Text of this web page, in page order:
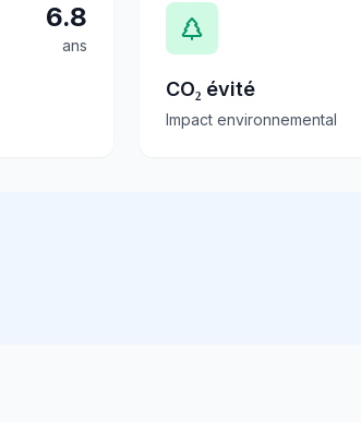
6.8
ans
CO₂ évité
Impact environnemental